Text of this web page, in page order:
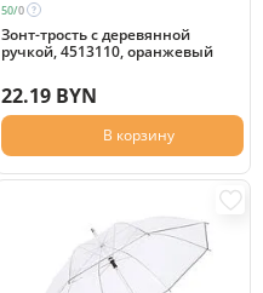
50/0
Зонт-трость с деревянной
ручкой, 4513110, оранжевый
22.19 BYN
В корзину